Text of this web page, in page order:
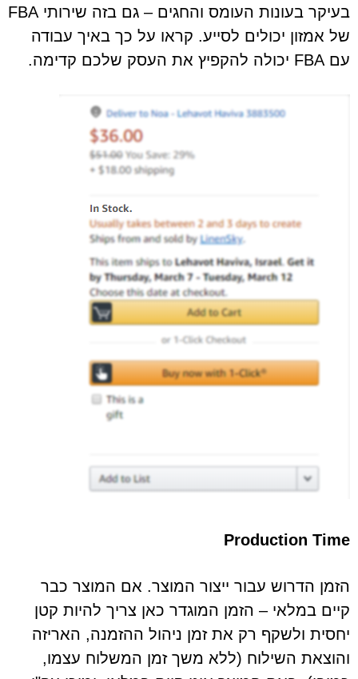
בעיקר בעונות העומס והחגים – גם בזה שירותי FBA
של אמזון יכולים לסייע. קראו על כך באיך עבודה
עם FBA יכולה להקפיץ את העסק שלכם קדימה.
Production Time
הזמן הדרוש עבור ייצור המוצר. אם המוצר כבר
קיים במלאי – הזמן המוגדר כאן צריך להיות קטן
יחסית ולשקף רק את זמן ניהול ההזמנה, האריזה
והוצאת השילוח (ללא משך זמן המשלוח עצמו,